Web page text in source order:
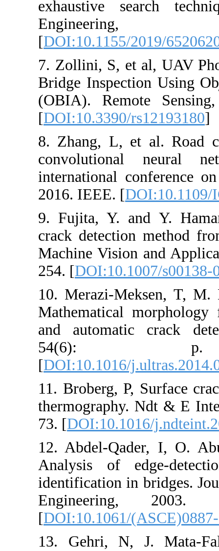
exhaustive
[DOI:10.1155/
7. Zollini, S,
Bridge
(OBIA).
[DOI:10.3390/
8. Zhang, L,
international
2016. IEEE. [
9. Fujita, Y.
crack
Machine
254. [
10. Merazi-
Mathematical
and
[DOI:10.1016/
11. Broberg,
73. [
12. Abdel-
Analysis of
identification
[DOI:10.1061/
13. Gehri, N,